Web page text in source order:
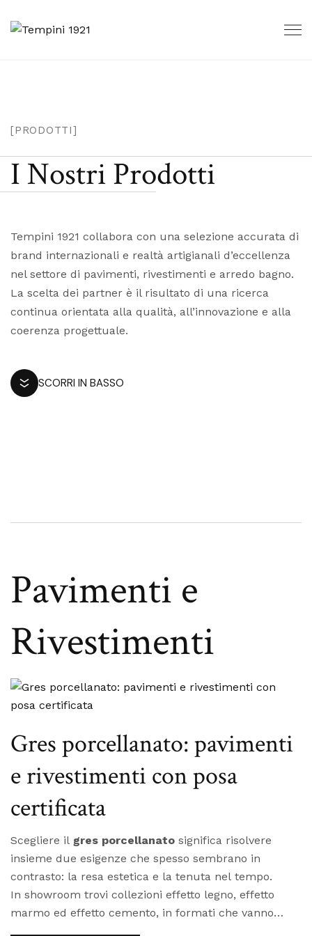
[PRODOTTI]
I Nostri Prodotti
Tempini 1921 collabora con una selezione accurata di
brand internazionali e realtà artigianali d’eccellenza
nel settore di pavimenti, rivestimenti e arredo bagno.
La scelta dei partner è il risultato di una ricerca
continua orientata alla qualità, all’innovazione e alla
coerenza progettuale.
SCORRI IN BASSO
Pavimenti e
Rivestimenti
Gres porcellanato: pavimenti
e rivestimenti con posa
certificata
Scegliere il gres porcellanato significa risolvere
insieme due esigenze che spesso sembrano in
contrasto: la resa estetica e la tenuta nel tempo.
In showroom trovi collezioni effetto legno, effetto
marmo ed effetto cemento, in formati che vanno